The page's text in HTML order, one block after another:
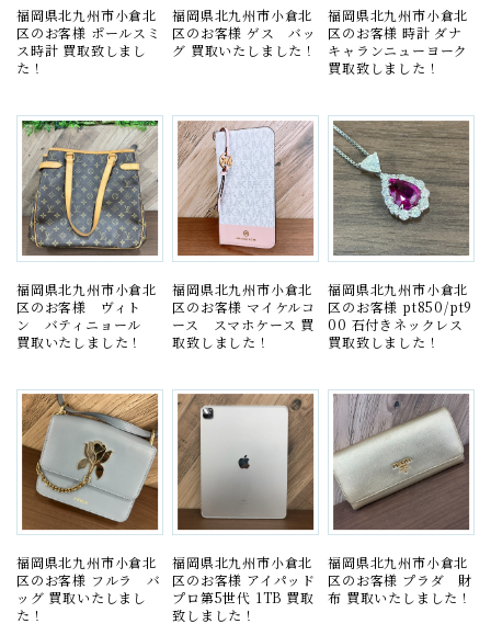
福岡県北九州市小倉北
区のお客様 ポールスミ
ス時計 買取致しまし
た！
福岡県北九州市小倉北
区のお客様 ゲス バッ
グ 買取いたしました！
福岡県北九州市小倉北
区のお客様 時計 ダナ
キャランニューヨーク
買取致しました！
福岡県北九州市小倉北
区のお客様 ヴィト
ン バティニョール
買取いたしました！
福岡県北九州市小倉北
区のお客様 マイケルコ
ース スマホケース 買
取致しました！
福岡県北九州市小倉北
区のお客様 pt850/pt9
00 石付きネックレス
買取致しました！
福岡県北九州市小倉北
区のお客様 フルラ バ
ッグ 買取いたしまし
た！
福岡県北九州市小倉北
区のお客様 アイパッド
プロ第5世代 1TB 買取
致しました！
福岡県北九州市小倉北
区のお客様 プラダ 財
布 買取いたしました！